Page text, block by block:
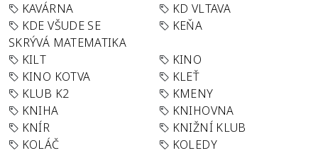
KAVÁRNA
KD VLTAVA
KDE VŠUDE SE
SKRÝVÁ MATEMATIKA
KEŇA
KILT
KINO
KINO KOTVA
KLEŤ
KLUB K2
KMENY
KNIHA
KNIHOVNA
KNÍR
KNIŽNÍ KLUB
KOLÁČ
KOLEDY